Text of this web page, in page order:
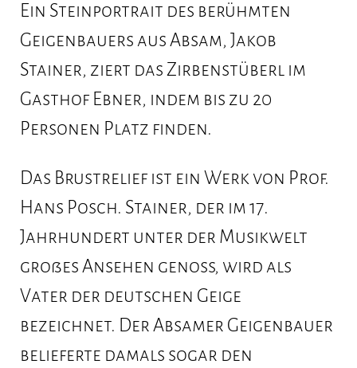
Restaurant
Speisekarte
Zirbenstüberl
Gastgarten
Öffnungszeiten
Zimmer
Ein Steinportrait des berühmten
Geigenbauers aus Absam, Jakob
Stainer, ziert das Zirbenstüberl im
Gasthof Ebner, indem bis zu 20
Personen Platz finden.
Das Brustrelief ist ein Werk von Prof.
Hans Posch. Stainer, der im 17.
Jahrhundert unter der Musikwelt
großes Ansehen genoss, wird als
Vater der deutschen Geige
bezeichnet. Der Absamer Geigenbauer
belieferte damals sogar den